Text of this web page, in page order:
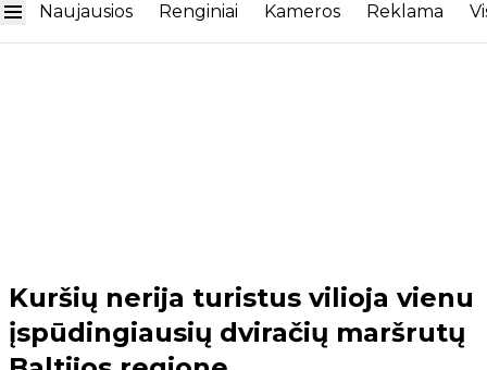
Naujausios Renginiai Kameros Reklama
Kuršių nerija turistus vilioja vienu
įspūdingiausių dviračių maršrutų